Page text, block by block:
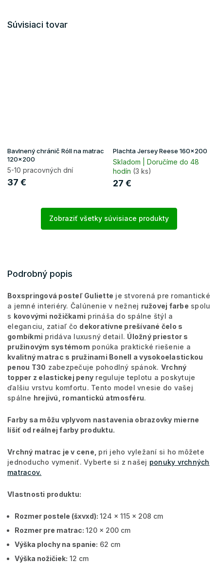
Súvisiaci tovar
Bavlnený chránič Róll na matrac
120x200
5-10 pracovných dní
37 €
Plachta Jersey Reese 160x200
Skladom | Doručíme do 48
hodín (3 ks)
27 €
Zobraziť všetky súvisiace produkty
Podrobný popis
Boxspringová posteľ Guliette je stvorená pre romantické
a jemné interiéry. Čalúnenie v nežnej ružovej farbe spolu
s kovovými nožičkami prináša do spálne štýl a
eleganciu, zatiaľ čo dekoratívne prešívané čelo s
gombíkmi pridáva luxusný detail. Úložný priestor s
pružinovým systémom ponúka praktické riešenie a
kvalitný matrac s pružinami Bonell a vysokoelastickou
penou T30 zabezpečuje pohodlný spánok. Vrchný
topper z elastickej peny reguluje teplotu a poskytuje
ďalšiu vrstvu komfortu. Tento model vnesie do vašej
spálne hrejivú, romantickú atmosféru.
Farby sa môžu vplyvom nastavenia obrazovky mierne
líšiť od reálnej farby produktu.
Vrchný matrac je v cene, pri jeho vyležaní si ho môžete
jednoducho vymeniť. Vyberte si z našej ponuky vrchných
matracov.
Vlastnosti produktu:
Rozmer postele (šxvxd): 124 x 115 x 208 cm
Rozmer pre matrac: 120 x 200 cm
Výška plochy na spanie: 62 cm
Výška nožičiek: 12 cm